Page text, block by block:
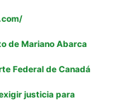
de Mariano Abarca
Federal de Canadá
justicia para